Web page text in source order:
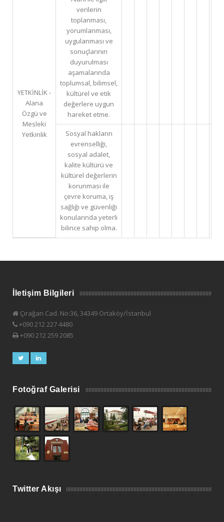
YETKİNLİK -
Alana
Özgü ve
Mesleki
Yetkinlik
verilerin
toplanması,
yorumlanması,
uygulanması ve
sonuçlarının
duyurulması
aşamalarında
toplumsal, bilimsel,
kültürel ve etik
değerlere uygun
hareket etme.
Sosyal hakların
evrenselliği,
sosyal adalet,
kalite kültürü ve
kültürel değerlerin
korunması ile
çevre koruma, iş
sağlığı ve güvenliği
konularında yeterli
bilince sahip olma.
İletişim Bilgileri
Çırağan Cad. No:36, 34349 Ortaköy/İstanbul
+090 212 227 4480
+090 212 259 2085
Fotoğraf Galerisi
Twitter Akışı